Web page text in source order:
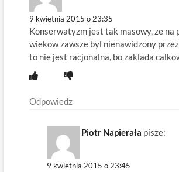
9 kwietnia 2015 o 23:35
Konserwatyzm jest tak masowy, ze na
wiekow zawsze byl nienawidzony
to nie jest racjonalna, bo zaklada
Odpowiedz
Piotr Napierała pisze:
9 kwietnia 2015 o 23:45